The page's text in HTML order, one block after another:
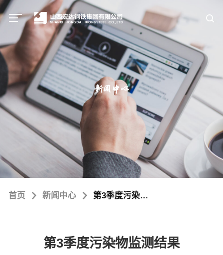
新闻中心
首页 新闻中心 第3季度污染物监测结果
第3季度污染物监测结果